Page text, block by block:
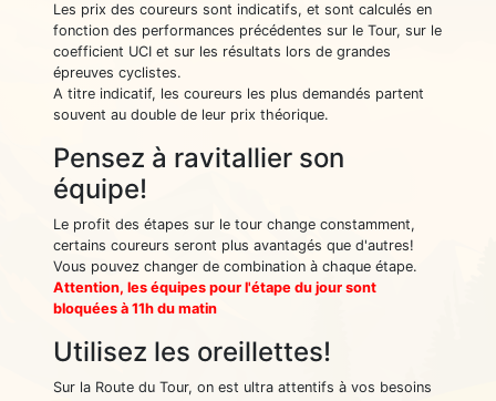
Les prix des coureurs sont indicatifs, et sont calculés en
fonction des performances précédentes sur le Tour, sur le
coefficient UCI et sur les résultats lors de grandes
épreuves cyclistes.
A titre indicatif, les coureurs les plus demandés partent
souvent au double de leur prix théorique.
Pensez à ravitallier son
équipe!
Le profit des étapes sur le tour change constamment,
certains coureurs seront plus avantagés que d'autres!
Vous pouvez changer de combination à chaque étape.
Attention, les équipes pour l'étape du jour sont
bloquées à 11h du matin
Utilisez les oreillettes!
Sur la Route du Tour, on est ultra attentifs à vos besoins